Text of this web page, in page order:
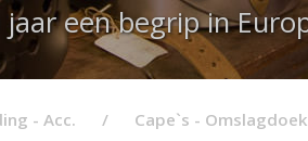
een begrip in
- Acc. Cape`s -